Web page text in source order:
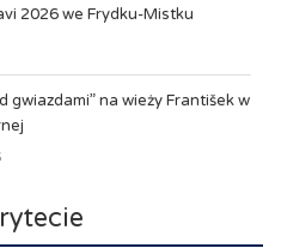
2026 we Frydku-Mistku
gwiazdami” na wieży František w